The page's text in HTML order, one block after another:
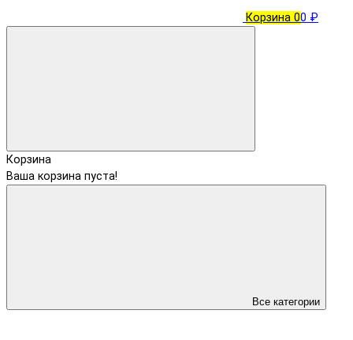
Корзина 00 ₽
Корзина
Ваша корзина пуста!
Все категории